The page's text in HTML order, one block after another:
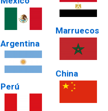
Argentina
Perú
Marruecos
China